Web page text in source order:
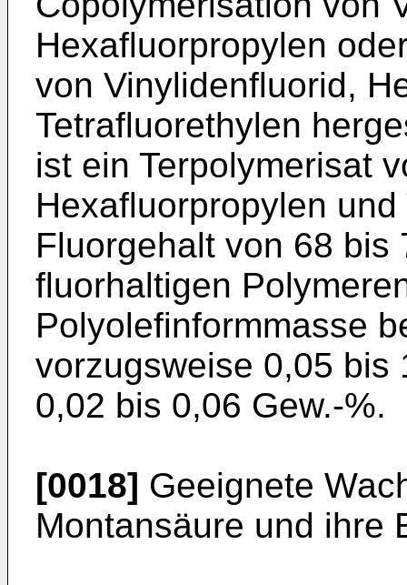
Hexafluorpropylen
von Vinylidenfluorid,
Tetrafluorethylen
ist ein Terpolymerisat
Hexafluorpropylen
Fluorgehalt von 68 bis
fluorhaltigen
Polyolefinformmasse
vorzugsweise 0,05 bis
0,02 bis 0,06 Gew.-%.
[0018] Geeignete
Montansäure und ihre